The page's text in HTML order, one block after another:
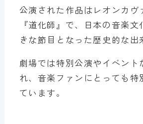
公演された作品はレオンカヴ
『道化師』で、日本の音楽
きな節目となった歴史的な出
劇場では特別公演やイベント
れ、音楽ファンにとっても特
ています。